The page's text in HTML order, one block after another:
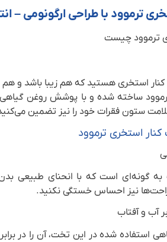
ترموود با طراحی ارگونومی –
ترموود چیست
کنار استخری هستید که هم زیبا باشد و
ساخته شده و با پوشش روغن
ستون فقرات خود را نیز تضمین
استخری ترموود
گونه‌ای است که با انحنای طبیعی
نیز احساس خستگی نکنید.
شده در این تخت، آن را در برابر